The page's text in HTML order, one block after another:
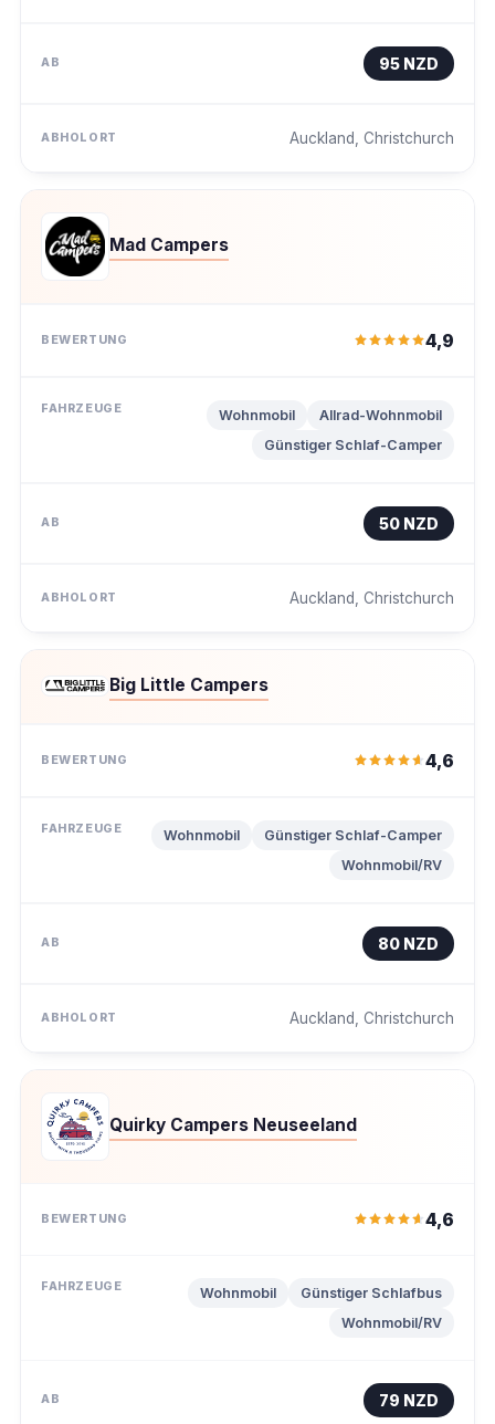
95 NZD
Auckland, Christchurch
Mad Campers
4,9
Wohnmobil
Allrad-Wohnmobil
Günstiger Schlaf-Camper
50 NZD
Auckland, Christchurch
Big Little Campers
4,6
Wohnmobil
Günstiger Schlaf-Camper
Wohnmobil/RV
80 NZD
Auckland, Christchurch
Quirky Campers Neuseeland
4,6
Wohnmobil
Günstiger Schlafbus
Wohnmobil/RV
79 NZD